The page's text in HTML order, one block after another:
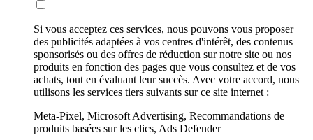
Si vous acceptez ces services, nous pouvons vous proposer
des publicités adaptées à vos centres d'intérêt, des contenus
sponsorisés ou des offres de réduction sur notre site ou nos
produits en fonction des pages que vous consultez et de vos
achats, tout en évaluant leur succès. Avec votre accord, nous
utilisons les services tiers suivants sur ce site internet :
Meta-Pixel, Microsoft Advertising, Recommandations de
produits basées sur les clics, Ads Defender